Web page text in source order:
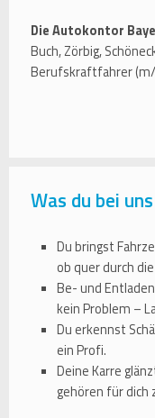
Die Autokontor
Buch, Zörbig,
Berufskraftfahrer
Was du bei
Du bringst
ob quer durch
Be- und
kein Problem –
Du erkennst
ein Profi.
Deine Karre
gehören für dich